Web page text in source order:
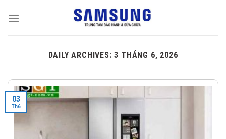
DAILY ARCHIVES:3 THÁNG 6, 2026
03
Th6